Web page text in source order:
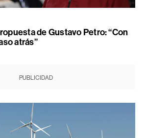
de Gustavo Petro: “Con
atrás”
PUBLICIDAD